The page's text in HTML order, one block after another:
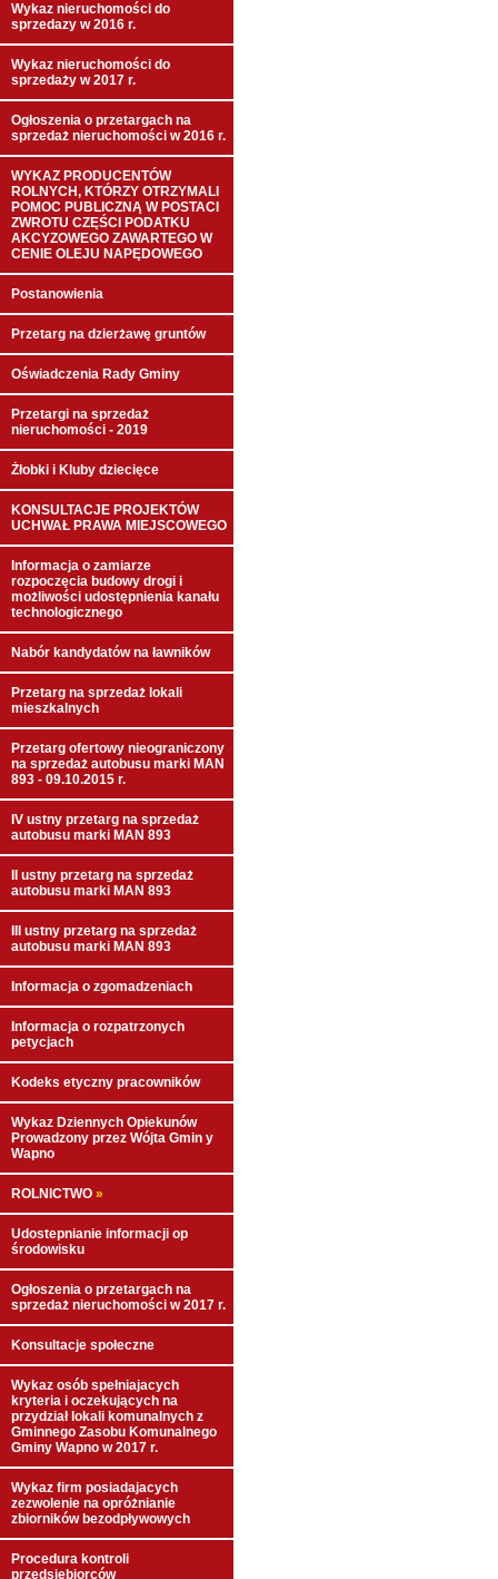
Wykaz nieruchomości do
sprzedazy w 2016 r.
Wykaz nieruchomości do
sprzedaży w 2017 r.
Ogłoszenia o przetargach na
sprzedaż nieruchomości w 2016 r.
WYKAZ PRODUCENTÓW
ROLNYCH, KTÓRZY OTRZYMALI
POMOC PUBLICZNĄ W POSTACI
ZWROTU CZĘŚCI PODATKU
AKCYZOWEGO ZAWARTEGO W
CENIE OLEJU NAPĘDOWEGO
Postanowienia
Przetarg na dzierżawę gruntów
Oświadczenia Rady Gminy
Przetargi na sprzedaż
nieruchomości - 2019
Żłobki i Kluby dziecięce
KONSULTACJE PROJEKTÓW
UCHWAŁ PRAWA MIEJSCOWEGO
Informacja o zamiarze
rozpoczęcia budowy drogi i
możliwości udostępnienia kanału
technologicznego
Nabór kandydatów na ławników
Przetarg na sprzedaż lokali
mieszkalnych
Przetarg ofertowy nieograniczony
na sprzedaż autobusu marki MAN
893 - 09.10.2015 r.
IV ustny przetarg na sprzedaż
autobusu marki MAN 893
II ustny przetarg na sprzedaż
autobusu marki MAN 893
III ustny przetarg na sprzedaż
autobusu marki MAN 893
Informacja o zgomadzeniach
Informacja o rozpatrzonych
petycjach
Kodeks etyczny pracowników
Wykaz Dziennych Opiekunów
Prowadzony przez Wójta Gmin y
Wapno
ROLNICTWO »
Udostepnianie informacji op
środowisku
Ogłoszenia o przetargach na
sprzedaż nieruchomości w 2017 r.
Konsultacje społeczne
Wykaz osób spełniajacych
kryteria i oczekujących na
przydział lokali komunalnych z
Gminnego Zasobu Komunalnego
Gminy Wapno w 2017 r.
Wykaz firm posiadajacych
zezwolenie na opróżnianie
zbiorników bezodpływowych
Procedura kontroli
przedsiębiorców